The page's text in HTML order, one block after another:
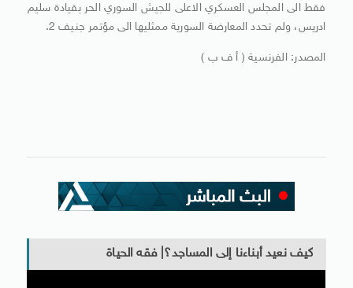
فقط الى المجلس العسكري الاعلى للجيش السوري الحر بقيادة سليم
ادريس، ولم تحدد المعارضة السورية ممثليها الى مؤتمر جنيف 2.
المصدر: الفرنسية ( أ ف ب )
كيف نعيد أبناءنا إلى المساجد؟| فقه الحياة